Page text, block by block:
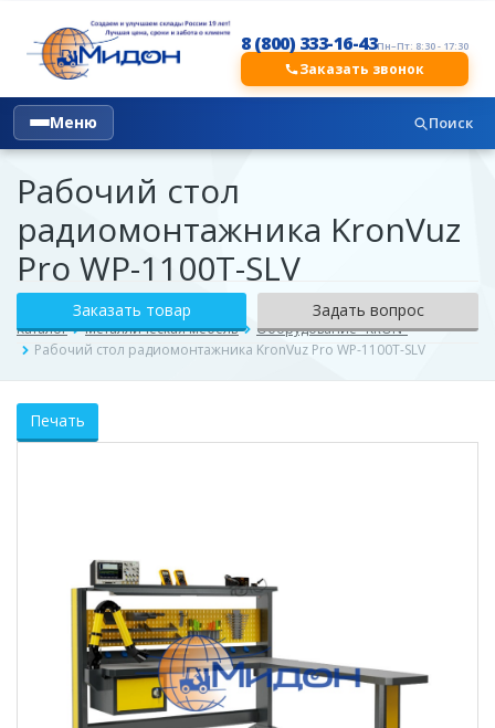
8 (800) 333-16-43Пн–Пт: 8:30 - 17:30
Заказать звонок
Меню Поиск
Рабочий стол
радиомонтажника KronVuz
Pro WP-1100T-SLV
Каталог Металлическая мебель
Оборудование "KRON"
Рабочий стол радиомонтажника KronVuz Pro WP-1100T-SLV
Заказать товар Задать вопрос
Печать